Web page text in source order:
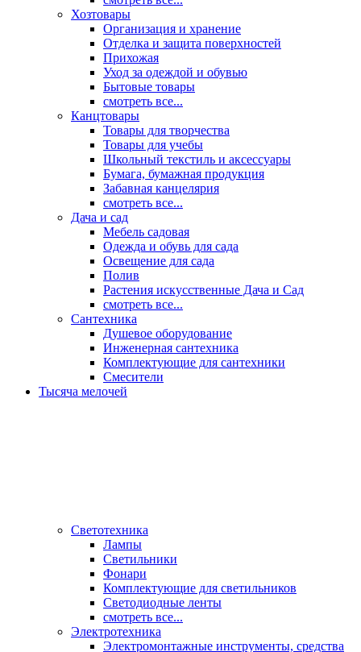
Хозтовары
Организация и хранение
Отделка и защита поверхностей
Прихожая
Уход за одеждой и обувью
Бытовые товары
смотреть все...
Канцтовары
Товары для творчества
Товары для учебы
Школьный текстиль и аксессуары
Бумага, бумажная продукция
Забавная канцелярия
смотреть все...
Дача и сад
Мебель садовая
Одежда и обувь для сада
Освещение для сада
Полив
Растения искусственные Дача и Сад
смотреть все...
Сантехника
Душевое оборудование
Инженерная сантехника
Комплектующие для сантехники
Смесители
Тысяча мелочей
Светотехника
Лампы
Светильники
Фонари
Комплектующие для светильников
Светодиодные ленты
смотреть все...
Электротехника
Электромонтажные инструменты, средства